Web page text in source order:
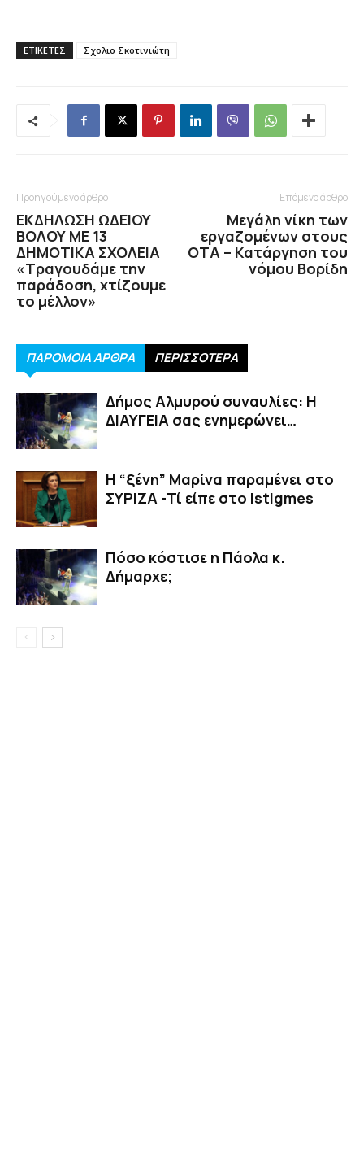
ΕΤΙΚΕΤΕΣ Σχολιο Σκοτινιώτη
Προηγούμενο άρθρο
ΕΚΔΗΛΩΣΗ ΩΔΕΙΟΥ
ΒΟΛΟΥ ΜΕ 13
ΔΗΜΟΤΙΚΑ ΣΧΟΛΕΙΑ
«Τραγουδάμε την
παράδοση, χτίζουμε
το μέλλον»
Επόμενο άρθρο
Μεγάλη νίκη των
εργαζομένων στους
ΟΤΑ – Κατάργηση του
νόμου Βορίδη
ΠΑΡΟΜΟΙΑ ΑΡΘΡΑ ΠΕΡΙΣΣΟΤΕΡΑ
Δήμος Αλμυρού συναυλίες: Η
ΔΙΑΥΓΕΙΑ σας ενημερώνει…
Η “ξένη” Μαρίνα παραμένει στο
ΣΥΡΙΖΑ -Τί είπε στο istigmes
Πόσο κόστισε η Πάολα κ.
Δήμαρχε;